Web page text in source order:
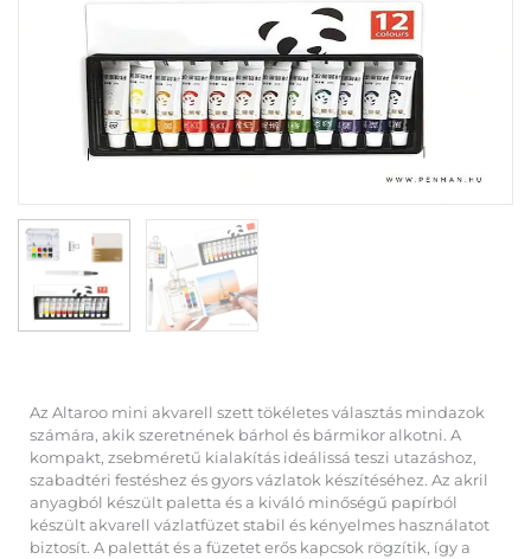
Az Altaroo mini akvarell szett tökéletes választás mindazok
számára, akik szeretnének bárhol és bármikor alkotni. A
kompakt, zsebméretű kialakítás ideálissá teszi utazáshoz,
szabadtéri festéshez és gyors vázlatok készítéséhez. Az akril
anyagból készült paletta és a kiváló minőségű papírból
készült akvarell vázlatfüzet stabil és kényelmes használatot
biztosít. A palettát és a füzetet erős kapcsok rögzítik, így a